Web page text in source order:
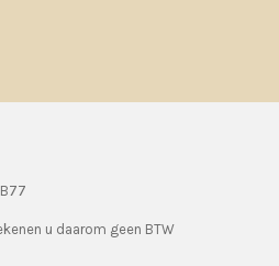
u daarom geen BTW